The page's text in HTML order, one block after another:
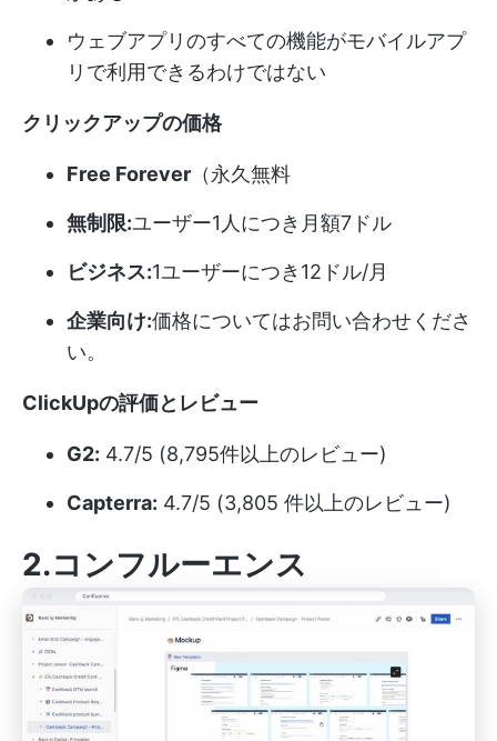
ウェブアプリのすべての機能がモバイルアプ
リで利用できるわけではない
クリックアップの価格
Free Forever （永久無料
無制限:ユーザー1人につき月額7ドル
ビジネス:1ユーザーにつき12ドル/月
企業向け:価格についてはお問い合わせくださ
い。
ClickUpの評価とレビュー
G2: 4.7/5 (8,795件以上のレビュー)
Capterra: 4.7/5 (3,805 件以上のレビュー)
2.コンフルーエンス